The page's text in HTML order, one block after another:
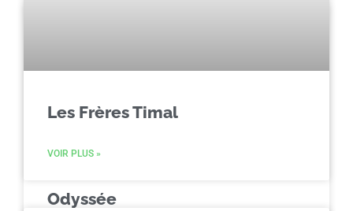
Odyssée
Les Frères Timal
VOIR PLUS »